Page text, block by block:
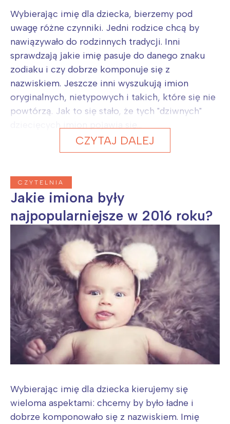
Wybierając imię dla dziecka, bierzemy pod
uwagę różne czynniki. Jedni rodzice chcą by
nawiązywało do rodzinnych tradycji. Inni
sprawdzają jakie imię pasuje do danego znaku
zodiaku i czy dobrze komponuje się z
nazwiskiem. Jeszcze inni wyszukują imion
oryginalnych, nietypowych i takich, które się nie
powtórzą. Jak to się stało, że tych "dziwnych"
CZYTAJ DALEJ
CZYTELNIA
Jakie imiona były
najpopularniejsze w 2016 roku?
Wybierając imię dla dziecka kierujemy się
wieloma aspektami: chcemy by było ładne i
dobrze komponowało się z nazwiskiem. Imię